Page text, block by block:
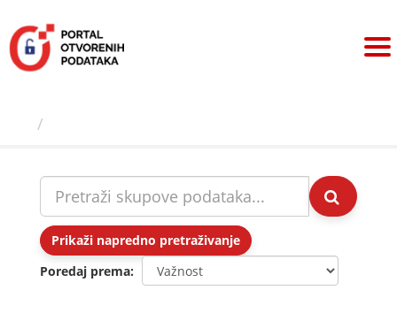
sadržaj
Prikaži napredno pretraživanje
Poredaj prema